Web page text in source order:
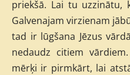
priekšā. Lai tu uzzinātu,
Galvenajam virzienam
tad ir lūgšana Jēzus
nedaudz citiem
mērķi ir pirmkārt, lai